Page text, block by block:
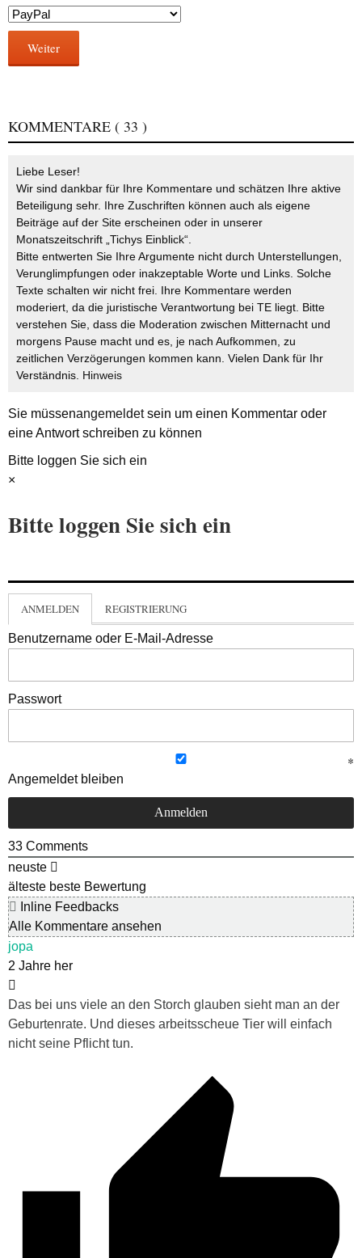
Weiter
KOMMENTARE ( 33 )
Liebe Leser!
Wir sind dankbar für Ihre Kommentare und schätzen Ihre aktive
Beteiligung sehr. Ihre Zuschriften können auch als eigene
Beiträge auf der Site erscheinen oder in unserer
Monatszeitschrift „Tichys Einblick“.
Bitte entwerten Sie Ihre Argumente nicht durch Unterstellungen,
Verunglimpfungen oder inakzeptable Worte und Links. Solche
Texte schalten wir nicht frei. Ihre Kommentare werden
moderiert, da die juristische Verantwortung bei TE liegt. Bitte
verstehen Sie, dass die Moderation zwischen Mitternacht und
morgens Pause macht und es, je nach Aufkommen, zu
zeitlichen Verzögerungen kommen kann. Vielen Dank für Ihr
Verständnis. Hinweis
Sie müssenangemeldetsein um einen Kommentar oder
eine Antwort schreiben zu können
Bitte loggen Sie sich ein
×
Bitte loggen Sie sich ein
ANMELDEN REGISTRIERUNG
Benutzername oder E-Mail-Adresse
Passwort
Angemeldet bleiben
33 Comments
neuste
älteste beste Bewertung
Inline Feedbacks
Alle Kommentare ansehen
jopa
2 Jahre her
Das bei uns viele an den Storch glauben sieht man an der
Geburtenrate. Und dieses arbeitsscheue Tier will einfach
nicht seine Pflicht tun.